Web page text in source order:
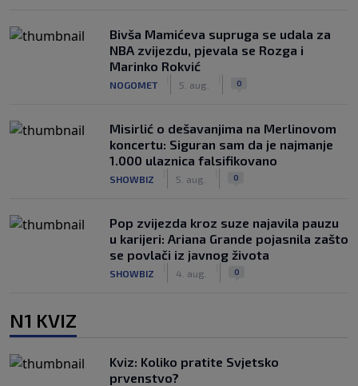
Bivša Mamićeva supruga se udala za
NBA zvijezdu, pjevala se Rozga i
Marinko Rokvić
NOGOMET 5. aug. 0
Misirlić o dešavanjima na Merlinovom
koncertu: Siguran sam da je najmanje
1.000 ulaznica falsifikovano
SHOWBIZ 5. aug. 0
Pop zvijezda kroz suze najavila pauzu
u karijeri: Ariana Grande pojasnila zašto
se povlači iz javnog života
SHOWBIZ 4. aug. 0
N1 KVIZ
Kviz: Koliko pratite Svjetsko
prvenstvo?